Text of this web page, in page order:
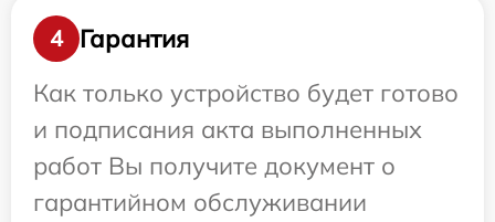
4
Гарантия
Как только устройство будет готово
и подписания акта выполненных
работ Вы получите документ о
гарантийном обслуживании